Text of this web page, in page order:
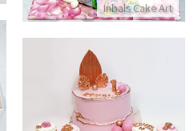
Inbals Cake Art
מתוקים לגיל שנה עם תעודת